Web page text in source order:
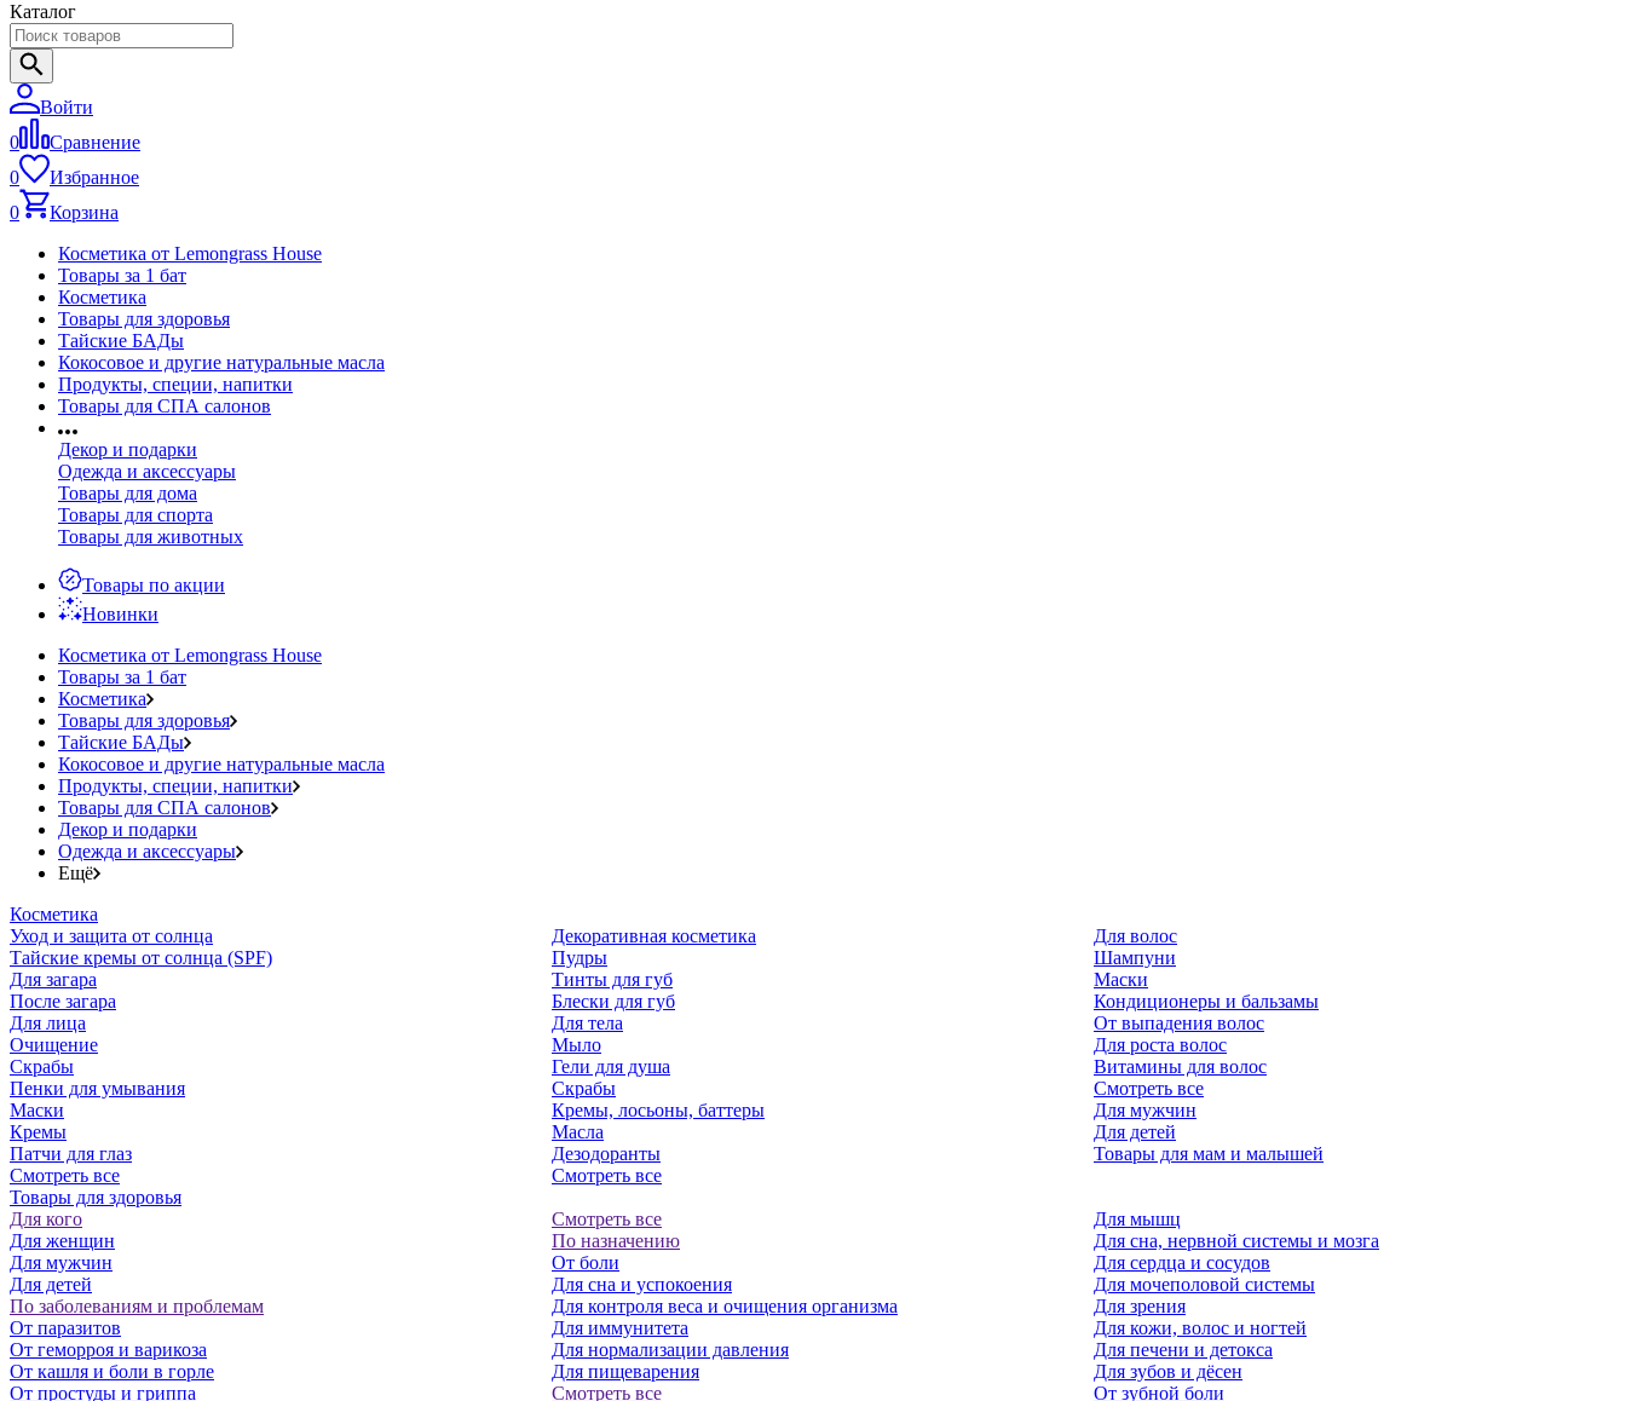
Каталог
Войти
0
Сравнение
0
Избранное
0
Корзина
Косметика от Lemongrass House
Товары за 1 бат
Косметика
Товары для здоровья
Тайские БАДы
Кокосовое и другие натуральные масла
Продукты, специи, напитки
Товары для СПА салонов
Декор и подарки
Одежда и аксессуары
Товары для дома
Товары для спорта
Товары для животных
Товары по акции
Новинки
Косметика от Lemongrass House
Товары за 1 бат
Косметика
Товары для здоровья
Тайские БАДы
Кокосовое и другие натуральные масла
Продукты, специи, напитки
Товары для СПА салонов
Декор и подарки
Одежда и аксессуары
Ещё
Косметика
Уход и защита от солнца
Тайские кремы от солнца (SPF)
Для загара
После загара
Для лица
Очищение
Скрабы
Пенки для умывания
Маски
Кремы
Патчи для глаз
Смотреть все
Декоративная косметика
Пудры
Тинты для губ
Блески для губ
Для тела
Мыло
Гели для душа
Скрабы
Кремы, лосьоны, баттеры
Масла
Дезодоранты
Смотреть все
Для волос
Шампуни
Маски
Кондиционеры и бальзамы
От выпадения волос
Для роста волос
Витамины для волос
Смотреть все
Для мужчин
Для детей
Товары для мам и малышей
Товары для здоровья
Для кого
Для женщин
Для мужчин
Для детей
По заболеваниям и проблемам
От паразитов
Oт геморроя и варикоза
От кашля и боли в горле
От простуды и гриппа
Смотреть все
По назначению
От боли
Для сна и успокоения
Для контроля веса и очищения организма
Для иммунитета
Для нормализации давления
Для пищеварения
Смотреть все
Для мышц
Для сна, нервной системы и мозга
Для сердца и сосудов
Для мочеполовой системы
Для зрения
Для кожи, волос и ногтей
Для печени и детокса
Для зубов и дёсен
От зубной боли